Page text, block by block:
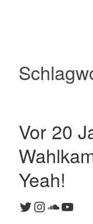
Vor 20
Yeah!
Twitter
Instagram